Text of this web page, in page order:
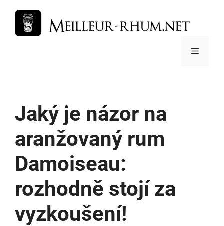
obsah
Menu
Jaký je názor na
aranžovaný rum
Damoiseau:
rozhodně stojí za
vyzkoušení!